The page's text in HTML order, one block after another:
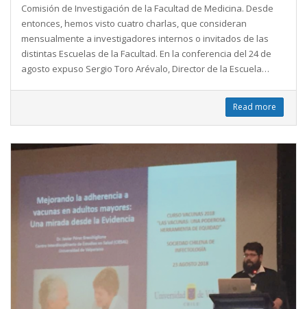
Comisión de Investigación de la Facultad de Medicina. Desde
entonces, hemos visto cuatro charlas, que consideran
mensualmente a investigadores internos o invitados de las
distintas Escuelas de la Facultad. En la conferencia del 24 de
agosto expuso Sergio Toro Arévalo, Director de la Escuela…
Read more